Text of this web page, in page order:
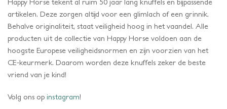
Happy Horse tekent al ruim 50 jaar lang knuffels en bijpassende
artikelen. Deze zorgen altijd voor een glimlach of een grinnik.
Behalve originaliteit, staat veiligheid hoog in het vaandel. Alle
producten uit de collectie van Happy Horse voldoen aan de
hoogste Europese veiligheidsnormen en zijn voorzien van het
CE-keurmerk. Daarom worden deze knuffels zeker de beste
vriend van je kind!
Volg ons op instagram!